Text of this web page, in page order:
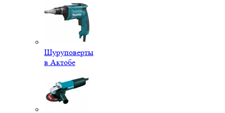
Шуруповерты
в Актобе